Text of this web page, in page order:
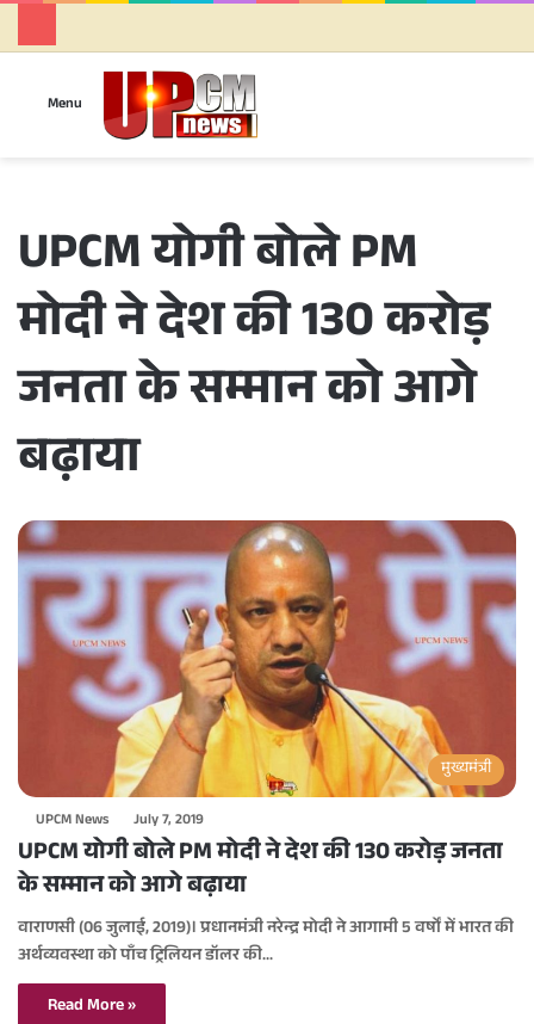
Menu
UPCM योगी बोले PM
मोदी ने देश की 130 करोड़
जनता के सम्मान को आगे
बढ़ाया
मुख्यमंत्री
UPCM News July 7, 2019
UPCM योगी बोले PM मोदी ने देश की 130 करोड़ जनता
के सम्मान को आगे बढ़ाया
वाराणसी (06 जुलाई, 2019)। प्रधानमंत्री नरेन्द्र मोदी ने आगामी 5 वर्षों में भारत की
अर्थव्यवस्था को पाँच ट्रिलियन डॉलर की…
Read More »